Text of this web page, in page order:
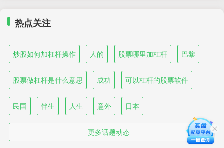
热点关注
炒股如何加杠杆操作 人的 股票哪里加杠杆 巴黎
股票做杠杆是什么意思 成功 可以杠杆的股票软件
民国 伴生 人生 意外 日本
更多话题动态